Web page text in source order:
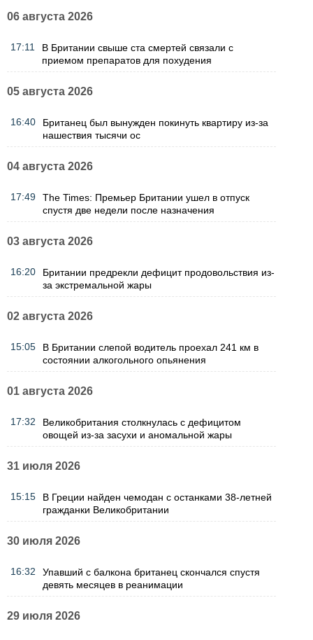
06 августа 2026
17:11
В Британии свыше ста смертей связали с
приемом препаратов для похудения
05 августа 2026
16:40
Британец был вынужден покинуть квартиру из-за
нашествия тысячи ос
04 августа 2026
17:49
The Times: Премьер Британии ушел в отпуск
спустя две недели после назначения
03 августа 2026
16:20
Британии предрекли дефицит продовольствия из-
за экстремальной жары
02 августа 2026
15:05
В Британии слепой водитель проехал 241 км в
состоянии алкогольного опьянения
01 августа 2026
17:32
Великобритания столкнулась с дефицитом
овощей из-за засухи и аномальной жары
31 июля 2026
15:15
В Греции найден чемодан с останками 38-летней
гражданки Великобритании
30 июля 2026
16:32
Упавший с балкона британец скончался спустя
девять месяцев в реанимации
29 июля 2026